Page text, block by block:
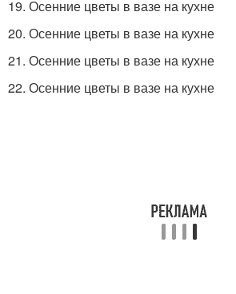
19. Осенние цветы в вазе на кухне
20. Осенние цветы в вазе на кухне
21. Осенние цветы в вазе на кухне
22. Осенние цветы в вазе на кухне